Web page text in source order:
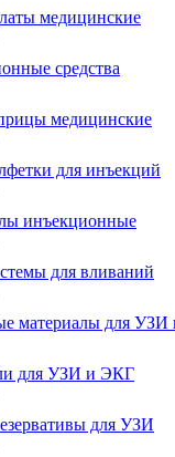
медицинские
средства
медицинские
для инъекций
инъекционные
для вливаний
материалы для
для УЗИ и ЭКГ
для УЗИ